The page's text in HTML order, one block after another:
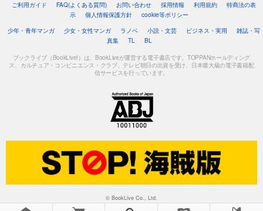
ご利用ガイド FAQ(よくある質問) お問い合わせ 採用情報 利用規約
特商法の表
示
個人情報保護方針
cookie等ポリシー
少年・青年マンガ
少女・女性マンガ ラノベ 小説・文芸 ビジネス・実用
雑誌・写
真集
TL BL
ブックライブ（BookLive!）は、BookLiveが運営する電子書店です。TOPPANホールディング
ス、カルチュア・コンビニエンス・クラブ、テレビ朝日の出資を受け、日本最大級の電子書籍配
信サービスを行っています。
© BookLive Co., Ltd.